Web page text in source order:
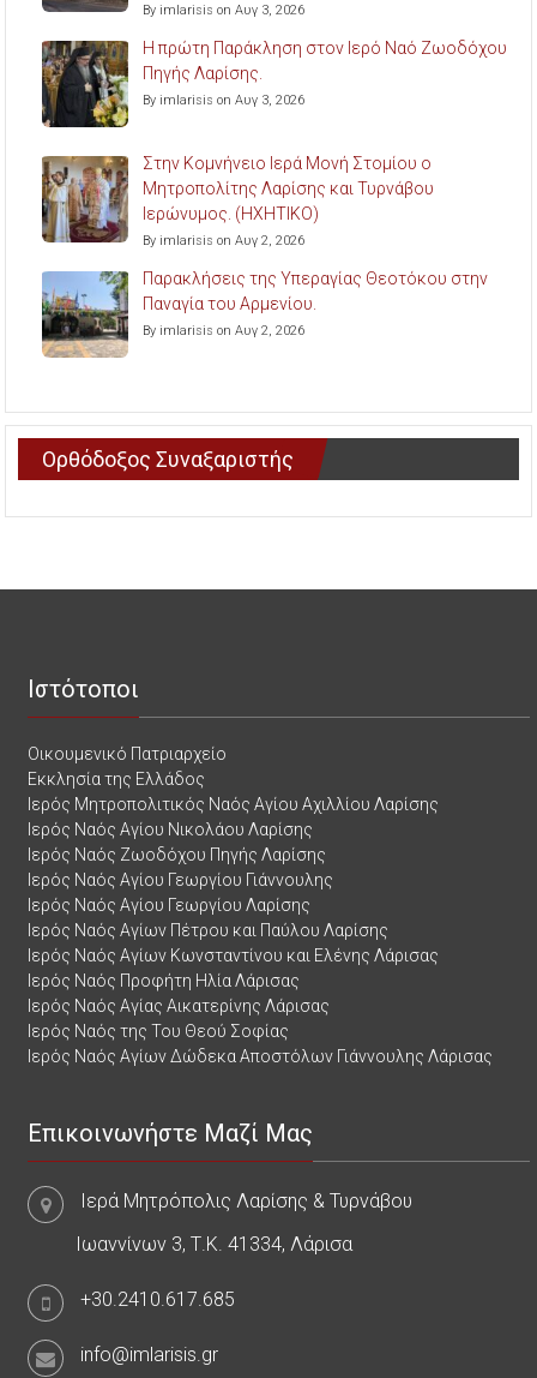
By imlarisis on Αυγ 3, 2026
Η πρώτη Παράκληση στον Ιερό Ναό Ζωοδόχου
Πηγής Λαρίσης.
By imlarisis on Αυγ 3, 2026
Στην Κομνήνειο Ιερά Μονή Στομίου ο
Μητροπολίτης Λαρίσης και Τυρνάβου
Ιερώνυμος. (ΗΧΗΤΙΚΟ)
By imlarisis on Αυγ 2, 2026
Παρακλήσεις της Υπεραγίας Θεοτόκου στην
Παναγία του Αρμενίου.
By imlarisis on Αυγ 2, 2026
Ορθόδοξος Συναξαριστής
Ιστότοποι
Οικουμενικό Πατριαρχείο
Εκκλησία της Ελλάδος
Ιερός Μητροπολιτικός Ναός Αγίου Αχιλλίου Λαρίσης
Ιερός Ναός Αγίου Νικολάου Λαρίσης
Ιερός Ναός Ζωοδόχου Πηγής Λαρίσης
Ιερός Ναός Αγίου Γεωργίου Γιάννουλης
Ιερός Ναός Αγίου Γεωργίου Λαρίσης
Ιερός Ναός Αγίων Πέτρου και Παύλου Λαρίσης
Ιερός Ναός Αγίων Κωνσταντίνου και Ελένης Λάρισας
Ιερός Ναός Προφήτη Ηλία Λάρισας
Ιερός Ναός Αγίας Αικατερίνης Λάρισας
Ιερός Ναός της Του Θεού Σοφίας
Ιερός Ναός Αγίων Δώδεκα Αποστόλων Γιάννουλης Λάρισας
Επικοινωνήστε Μαζί Μας
Ιερά Μητρόπολις Λαρίσης & Τυρνάβου
Ιωαννίνων 3, Τ.Κ. 41334, Λάρισα
+30.2410.617.685
info@imlarisis.gr